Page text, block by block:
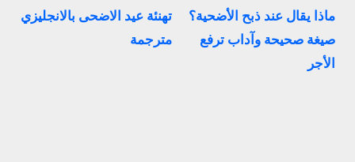
ماذا يقال عند ذبح الأضحية؟
صيغة صحيحة وآداب ترفع
الأجر
تهنئة عيد الاضحى بالانجليزي
مترجمة